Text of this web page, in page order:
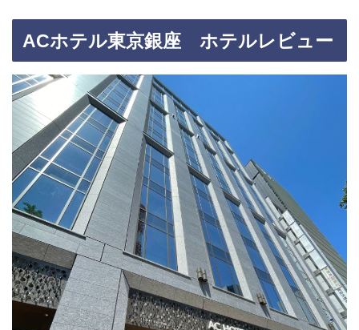
ACホテル東京銀座 ホテルレビュー